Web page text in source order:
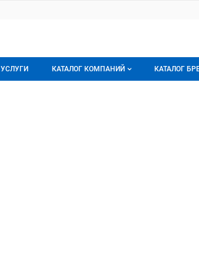
УСЛУГИ КАТАЛОГ КОМПАНИЙ КАТАЛОГ